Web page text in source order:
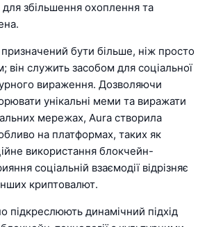
збільшення охоплення та
бути більше, ніж просто
він служить засобом для соціальної
вираження. Дозволяючи
унікальні меми та виражати
мережах, Aura створила
на платформах, таких як
використання блокчейн-
соціальній взаємодії відрізняє
криптовалют.
підкреслюють динамічний підхід